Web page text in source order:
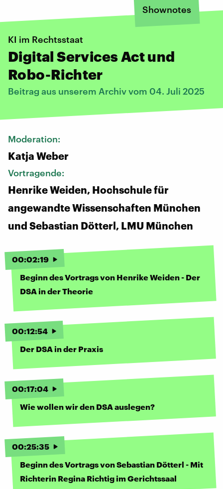
Shownotes
KI im Rechtsstaat
Digital Services Act und
Robo-Richter
Beitrag aus unserem Archiv vom 04. Juli 2025
Moderation:
Katja Weber
Vortragende:
Henrike Weiden, Hochschule für
angewandte Wissenschaften München
und Sebastian Dötterl, LMU München
00:02:19
Beginn des Vortrags von Henrike Weiden - Der
DSA in der Theorie
00:12:54
Der DSA in der Praxis
00:17:04
Wie wollen wir den DSA auslegen?
00:25:35
Beginn des Vortrags von Sebastian Dötterl - Mit
Richterin Regina Richtig im Gerichtssaal